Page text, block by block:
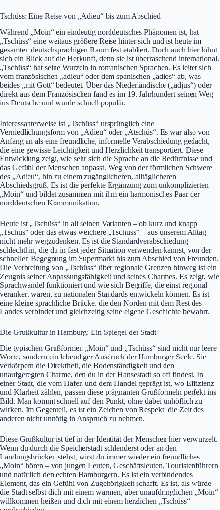
Tschüss: Eine Reise von „Adieu“ bis zum Abschied
Während „Moin“ ein eindeutig norddeutsches Phänomen ist, hat
„Tschüss“ eine weitaus größere Reise hinter sich und ist heute im
gesamten deutschsprachigen Raum fest etabliert. Doch auch hier lohnt
sich ein Blick auf die Herkunft, denn sie ist überraschend international.
„Tschüss“ hat seine Wurzeln in romanischen Sprachen. Es leitet sich
vom französischen „adieu“ oder dem spanischen „adios“ ab, was
beides „mit Gott“ bedeutet. Über das Niederländische („adjus“) oder
direkt aus dem Französischen fand es im 19. Jahrhundert seinen Weg
ins Deutsche und wurde schnell populär.
Interessanterweise ist „Tschüss“ ursprünglich eine
Verniedlichungsform von „Adieu“ oder „Atschüs“. Es war also von
Anfang an als eine freundliche, informelle Verabschiedung gedacht,
die eine gewisse Leichtigkeit und Herzlichkeit transportiert. Diese
Entwicklung zeigt, wie sehr sich die Sprache an die Bedürfnisse und
das Gefühl der Menschen anpasst. Weg von der förmlichen Schwere
des „Adieu“, hin zu einem zugänglicheren, alltäglicheren
Abschiedsgruß. Es ist die perfekte Ergänzung zum unkomplizierten
„Moin“ und bildet zusammen mit ihm ein harmonisches Paar der
norddeutschen Kommunikation.
Heute ist „Tschüss“ in all seinen Varianten – ob kurz und knapp
„Tschüs“ oder das etwas weichere „Tschüss“ – aus unserem Alltag
nicht mehr wegzudenken. Es ist die Standardverabschiedung
schlechthin, die du in fast jeder Situation verwenden kannst, von der
schnellen Begegnung im Supermarkt bis zum Abschied von Freunden.
Die Verbreitung von „Tschüss“ über regionale Grenzen hinweg ist ein
Zeugnis seiner Anpassungsfähigkeit und seines Charmes. Es zeigt, wie
Sprachwandel funktioniert und wie sich Begriffe, die einst regional
verankert waren, zu nationalen Standards entwickeln können. Es ist
eine kleine sprachliche Brücke, die den Norden mit dem Rest des
Landes verbindet und gleichzeitig seine eigene Geschichte bewahrt.
Die Grußkultur in Hamburg: Ein Spiegel der Stadt
Die typischen Grußformen „Moin“ und „Tschüss“ sind nicht nur leere
Worte, sondern ein lebendiger Ausdruck der Hamburger Seele. Sie
verkörpern die Direktheit, die Bodenständigkeit und den
unaufgeregten Charme, den du in der Hansestadt so oft findest. In
einer Stadt, die vom Hafen und dem Handel geprägt ist, wo Effizienz
und Klarheit zählen, passen diese prägnanten Grußformeln perfekt ins
Bild. Man kommt schnell auf den Punkt, ohne dabei unhöflich zu
wirken. Im Gegenteil, es ist ein Zeichen von Respekt, die Zeit des
anderen nicht unnötig in Anspruch zu nehmen.
Diese Grußkultur ist tief in der Identität der Menschen hier verwurzelt.
Wenn du durch die Speicherstadt schlenderst oder an den
Landungsbrücken stehst, wirst du immer wieder ein freundliches
„Moin“ hören – von jungen Leuten, Geschäftsleuten, Touristenführern
und natürlich den echten Hamburgern. Es ist ein verbindendes
Element, das ein Gefühl von Zugehörigkeit schafft. Es ist, als würde
die Stadt selbst dich mit einem warmen, aber unaufdringlichen „Moin“
willkommen heißen und dich mit einem herzlichen „Tschüss“